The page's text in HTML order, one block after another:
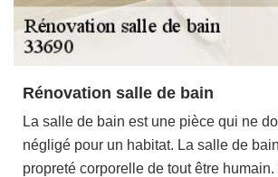
Rénovation salle de bain
La salle de bain est une pièce qui ne
négligé pour un habitat. La salle de
propreté corporelle de tout être